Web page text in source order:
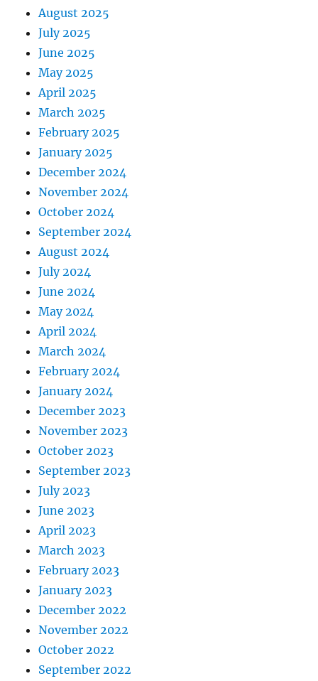
August 2025
July 2025
June 2025
May 2025
April 2025
March 2025
February 2025
January 2025
December 2024
November 2024
October 2024
September 2024
August 2024
July 2024
June 2024
May 2024
April 2024
March 2024
February 2024
January 2024
December 2023
November 2023
October 2023
September 2023
July 2023
June 2023
April 2023
March 2023
February 2023
January 2023
December 2022
November 2022
October 2022
September 2022